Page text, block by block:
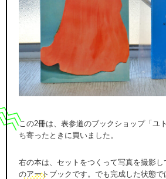
この2冊は、表参道のブックショップ「ユ
ち寄ったときに買いました。
右の本は、セットをつくって写真を撮影
のアートブックです。でも完成した状態